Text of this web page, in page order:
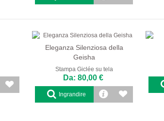
Eleganza Silenziosa della
Geisha
Stampa Giclée su tela
Da: 80,00 €
Ingrandire